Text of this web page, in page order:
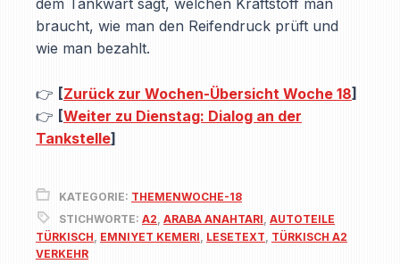
dem Tankwart sagt, welchen Kraftstoff man
braucht, wie man den Reifendruck prüft und
wie man bezahlt.
👉 [Zurück zur Wochen-Übersicht Woche 18]
👉 [Weiter zu Dienstag: Dialog an der
Tankstelle]
KATEGORIE: THEMENWOCHE-18
STICHWORTE: A2, ARABA ANAHTARI, AUTOTEILE
TÜRKISCH, EMNIYET KEMERI, LESETEXT, TÜRKISCH A2
VERKEHR